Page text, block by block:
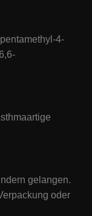
4-
gelangen.
oder